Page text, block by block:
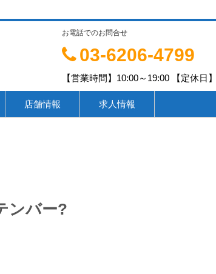
お電話でのお問合せ
03-6206-4799
【営業時間】10:00～19:00 【定休日
店舗情報 求人情報
ンバー?